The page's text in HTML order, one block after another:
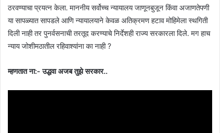
ठरवण्याचा प्रयत्न केला. माननीय सर्वोच्च न्यायालय जाणूनबुजून किंवा अजाणतेपणी
या सापळ्यात सापडले आणि न्यायालयाने केवळ अतिक्रमण हटाव मोहिमेला स्थगिती
दिली नाही तर पुनर्वसनाची तरतूद करण्याचे निर्देशही राज्य सरकारला दिले. मग हाच
न्याय जोशीमठातील रहिवाश्यांना का नाही ?
म्हणतात ना:- उद्धवा अजब तुझे सरकार..